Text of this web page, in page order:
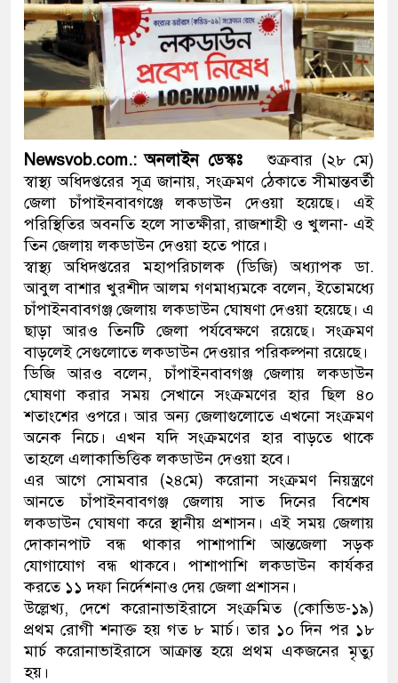
মাননীয় প্রধানমন্ত্রী, মন্ত্রীবর্গ ও
সিল-স্বাক্ষর জালিয়াতি চক্রের পাঁচ
উদ্ধার
জনগণ পরিবর্তন চেয়েছে
প্রধানমন্ত্রী
মিরপুর মডেল থানার
মাদক কারবারি গ্রেফতার
২৮ লাখ টাকার জাল নোটসহ
থানা পুলিশ
যেকোনো সময় বেনজীরের
Newsvob.com.: অনলাইন ডেস্কঃশুক্রবার (২৮ মে)
স্বাস্থ্য অধিদপ্তরের সূত্র জানায়, সংক্রমণ ঠেকাতে সীমান্তবর্তী
জেলা চাঁপাইনবাবগঞ্জে লকডাউন দেওয়া হয়েছে। এই
পরিস্থিতির অবনতি হলে সাতক্ষীরা, রাজশাহী ও খুলনা- এই
তিন জেলায় লকডাউন দেওয়া হতে পারে।
স্বাস্থ্য অধিদপ্তরের মহাপরিচালক (ডিজি) অধ্যাপক ডা.
আবুল বাশার খুরশীদ আলম গণমাধ্যমকে বলেন, ইতোমধ্যে
চাঁপাইনবাবগঞ্জ জেলায় লকডাউন ঘোষণা দেওয়া হয়েছে। এ
ছাড়া আরও তিনটি জেলা পর্যবেক্ষণে রয়েছে। সংক্রমণ
বাড়লেই সেগুলোতে লকডাউন দেওয়ার পরিকল্পনা রয়েছে।
ডিজি আরও বলেন, চাঁপাইনবাবগঞ্জ জেলায় লকডাউন
ঘোষণা করার সময় সেখানে সংক্রমণের হার ছিল ৪০
শতাংশের ওপরে। আর অন্য জেলাগুলোতে এখনো সংক্রমণ
অনেক নিচে। এখন যদি সংক্রমণের হার বাড়তে থাকে
তাহলে এলাকাভিত্তিক লকডাউন দেওয়া হবে।
এর আগে সোমবার (২৪মে) করোনা সংক্রমণ নিয়ন্ত্রণে
আনতে চাঁপাইনবাবগঞ্জ জেলায় সাত দিনের বিশেষ
লকডাউন ঘোষণা করে স্থানীয় প্রশাসন। এই সময় জেলায়
দোকানপাট বন্ধ থাকার পাশাপাশি আন্তজেলা সড়ক
যোগাযোগ বন্ধ থাকবে। পাশাপাশি লকডাউন কার্যকর
করতে ১১ দফা নির্দেশনাও দেয় জেলা প্রশাসন।
উল্লেখ্য, দেশে করোনাভাইরাসে সংক্রমিত (কোভিড-১৯)
প্রথম রোগী শনাক্ত হয় গত ৮ মার্চ। তার ১০ দিন পর ১৮
মার্চ করোনাভাইরাসে আক্রান্ত হয়ে প্রথম একজনের মৃত্যু
হয়।